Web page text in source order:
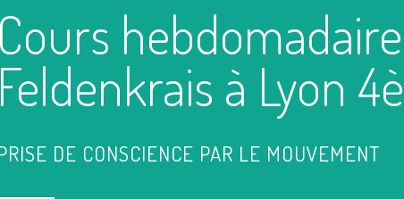
en ligne pour danseur.euses
à Lyon
DE CONSCIENCE PAR LE MOUVEMENT